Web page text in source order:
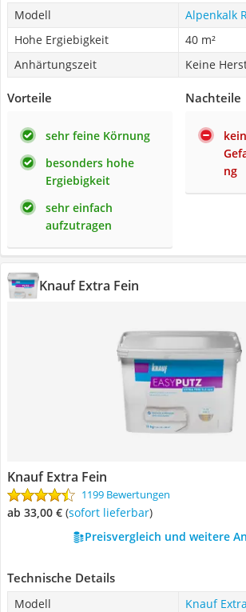
Modell
Alpenkalk
Hohe Ergiebigkeit
40 m²
Anhärtungszeit
Keine
Vorteile
sehr feine Körnung
besonders hohe
Ergiebigkeit
sehr einfach
aufzutragen
Nachteile
ng
Knauf Extra Fein
Knauf Extra Fein
1199 Bewertungen
ab 33,00 € ( Sofort lieferbar)
Preisvergleich und weitere
Technische Details
Modell
Knauf